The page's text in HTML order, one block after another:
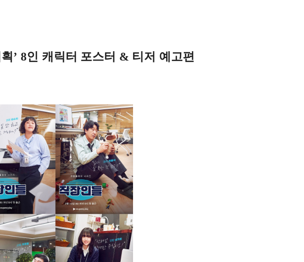
’ 8인 캐릭터 포스터 & 티저 예고편